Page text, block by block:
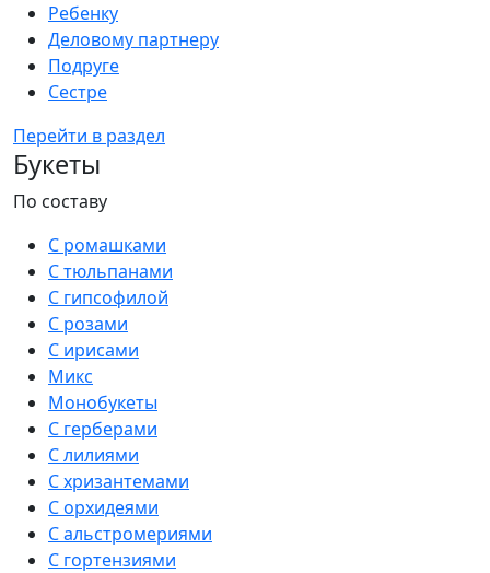
Ребенку
Деловому партнеру
Подруге
Сестре
Перейти в раздел
Букеты
По составу
С ромашками
С тюльпанами
С гипсофилой
С розами
С ирисами
Микс
Монобукеты
С герберами
С лилиями
С хризантемами
С орхидеями
С альстромериями
С гортензиями